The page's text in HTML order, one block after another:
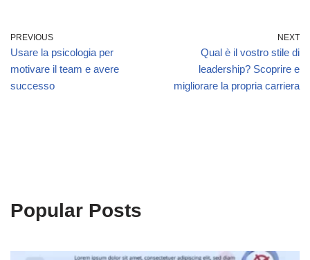
PREVIOUS
Usare la psicologia per
motivare il team e avere
successo
NEXT
Qual è il vostro stile di
leadership? Scoprire e
migliorare la propria carriera
Popular Posts